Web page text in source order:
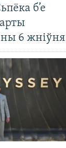
б’е
6 жніўня